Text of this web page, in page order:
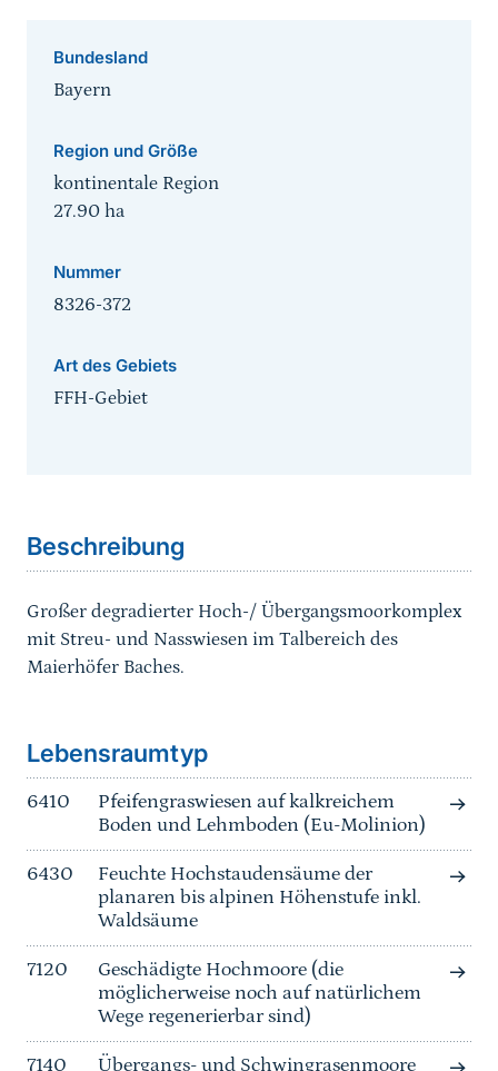
Bundesland
Bayern
Region und Größe
kontinentale Region
27.90 ha
Nummer
8326-372
Art des Gebiets
FFH-Gebiet
Beschreibung
Großer degradierter Hoch-/ Übergangsmoorkomplex
mit Streu- und Nasswiesen im Talbereich des
Maierhöfer Baches.
Lebensraumtyp
6410
Pfeifengraswiesen auf kalkreichem
Boden und Lehmboden (Eu-Molinion)
6430
Feuchte Hochstaudensäume der
planaren bis alpinen Höhenstufe inkl.
Waldsäume
7120
Geschädigte Hochmoore (die
möglicherweise noch auf natürlichem
Wege regenerierbar sind)
7140 Übergangs- und Schwingrasenmoore